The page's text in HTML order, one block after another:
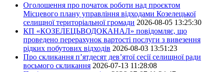
Оголошення про початок роботи над проєктом
Місцевого плану управління відходами Козелецької
селищної територіальної громади 2026-08-05 13:25:30
КП «КОЗЕЛЕЦЬВОДОКАНАЛ» повідомляє, що
проведено перерахунок вартості послуги з вивезення
рідких побутових відходів 2026-08-03 13:51:23
Про скликання п’ятдесят дев’ятої сесії селищної ради
восьмого скликання 2026-07-13 11:28:08